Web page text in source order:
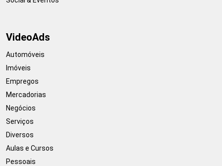
VideoAds
Automóveis
Imóveis
Empregos
Mercadorias
Negócios
Serviços
Diversos
Aulas e Cursos
Pessoais